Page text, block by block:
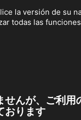
la versión de su
todas las
せんが、ご利用
おります